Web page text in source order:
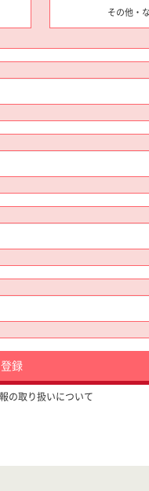
その他・
録
の取り扱いについて